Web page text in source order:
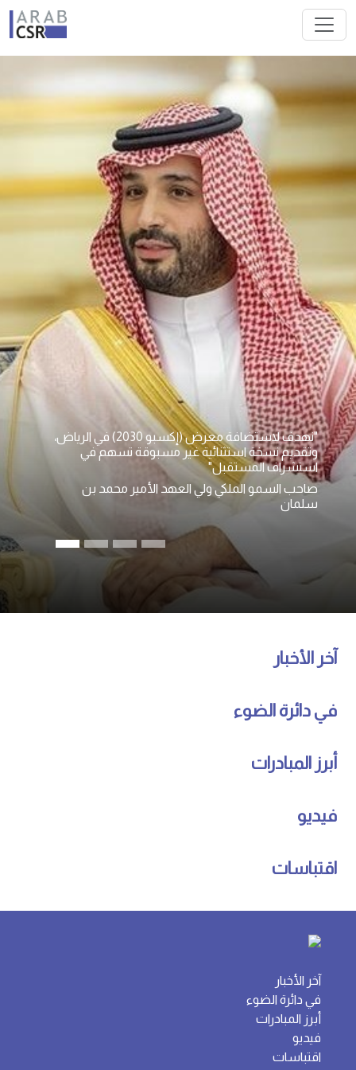
"نهدف لاستضافة معرض (إكسبو 2030) في الرياض،
وتقديم نسخة استثنائية غير مسبوقة تسهم في
استشراف المستقبل"
صاحب السمو الملكي ولي العهد الأمير محمد بن
سلمان
آخر الأخبار
في دائرة الضوء
أبرز المبادرات
فيديو
اقتباسات
آخر الأخبار
في دائرة الضوء
أبرز المبادرات
فيديو
اقتباسات